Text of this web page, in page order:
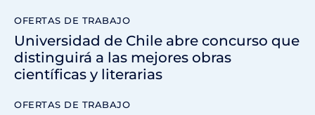
OFERTAS DE TRABAJO
Universidad de Chile abre concurso que
distinguirá a las mejores obras
científicas y literarias
OFERTAS DE TRABAJO